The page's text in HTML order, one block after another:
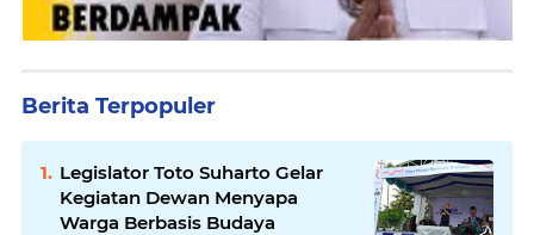
Berita Terpopuler
Legislator Toto Suharto Gelar
Kegiatan Dewan Menyapa
Warga Berbasis Budaya